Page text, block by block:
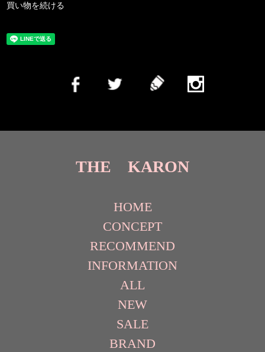
買い物を続ける
THE KARON
HOME
CONCEPT
RECOMMEND
INFORMATION
ALL
NEW
SALE
BRAND